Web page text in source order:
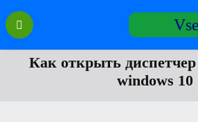
Перейти
содержанию
Как открыть диспетчер
windows 10